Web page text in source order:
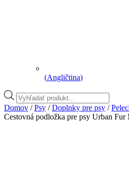
(Angličtina)
Vyhľadávanie
produktov
Domov /Psy /Doplnky pre psy /
Cestovná podložka pre psy Urban Fur